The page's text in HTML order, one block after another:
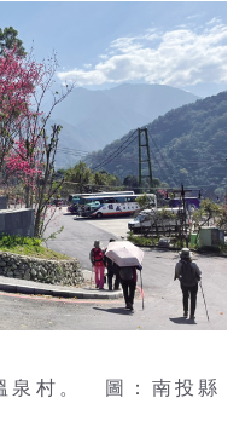
泉村。 圖：南投縣